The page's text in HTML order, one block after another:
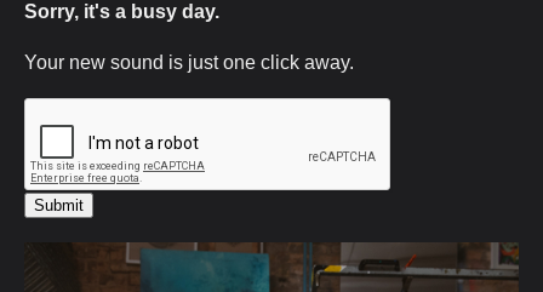
Sorry, it's a busy day.
Your new sound is just one click away.